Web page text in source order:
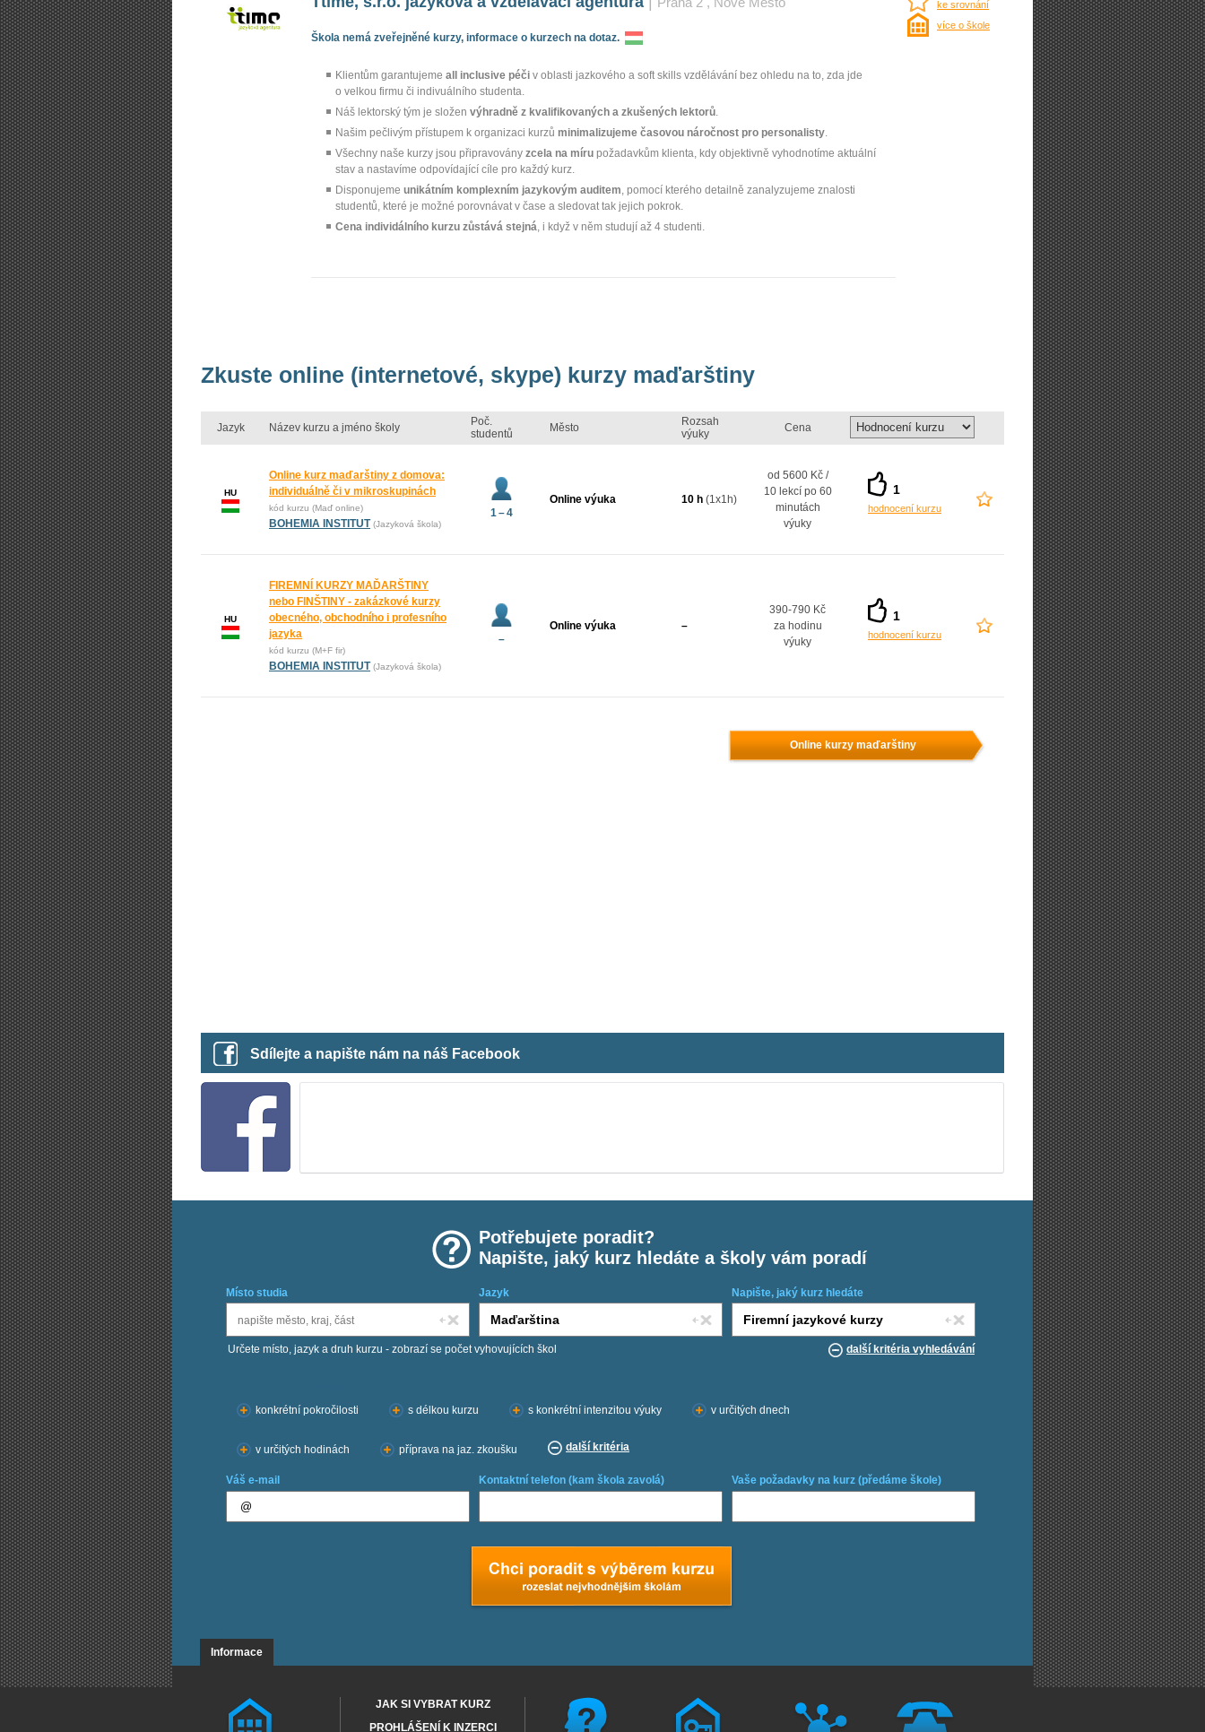
Škola nemá zveřejněné kurzy, informace o kurzech na dotaz.
ke srovnání
více o škole
Klientům garantujeme all inclusive péči v oblasti jazkového a soft skills vzdělávání bez ohledu na to, zda jde
o velkou firmu či indivuálního studenta.
Náš lektorský tým je složen výhradně z kvalifikovaných a zkušených lektorů.
Našim pečlivým přístupem k organizaci kurzů minimalizujeme časovou náročnost pro personalisty.
Všechny naše kurzy jsou připravovány zcela na míru požadavkům klienta, kdy objektivně vyhodnotíme aktuální
stav a nastavíme odpovídající cíle pro každý kurz.
Disponujeme unikátním komplexním jazykovým auditem, pomocí kterého detailně zanalyzujeme znalosti
studentů, které je možné porovnávat v čase a sledovat tak jejich pokrok.
Cena individálního kurzu zůstává stejná, i když v něm studují až 4 studenti.
Zkuste online (internetové, skype) kurzy maďarštiny
Jazyk Název kurzu a jméno školy
Poč.
studentů
Město
Rozsah
výuky
Cena
HU
Online kurz maďarštiny z domova:
individuálně či v mikroskupinách
kód kurzu (Maď online)
BOHEMIA INSTITUT (Jazyková škola)
1 – 4
Online výuka 10 h (1x1h)
od 5600 Kč /
10 lekcí po 60
minutách
výuky
1
hodnocení kurzu
HU
FIREMNÍ KURZY MAĎARŠTINY
nebo FINŠTINY - zakázkové kurzy
obecného, obchodního i profesního
jazyka
kód kurzu (M+F fir)
BOHEMIA INSTITUT (Jazyková škola)
–
Online výuka –
390-790 Kč
za hodinu
výuky
1
hodnocení kurzu
Online kurzy maďarštiny
Sdílejte a napište nám na náš Facebook
Potřebujete poradit?
Napište, jaký kurz hledáte a školy vám poradí
Místo studia Jazyk Napište, jaký kurz hledáte
Určete místo, jazyk a druh kurzu - zobrazí se počet vyhovujících škol další kritéria vyhledávání
konkrétní pokročilosti
s délkou kurzu s konkrétní intenzitou výuky v určitých dnech
v určitých hodinách příprava na jaz. zkoušku další kritéria
Váš e-mail Kontaktní telefon (kam škola zavolá) Vaše požadavky na kurz (předáme škole)
Informace
JAK SI VYBRAT KURZ
PROHLÁŠENÍ K INZERCI